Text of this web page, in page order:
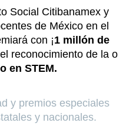
Social Citibanamex y
de México en el
con ¡1 millón de
reconocimiento de la o
en STEM.
y premios especiales
y nacionales.